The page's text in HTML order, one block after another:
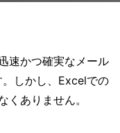
速かつ確実なメール
しかし、Excelでの
くありません。